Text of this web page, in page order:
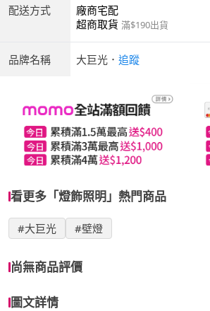
配送方式
廠商宅配
超商取貨 滿$190出貨
品牌名稱 大巨光 ． 追蹤
看更多「燈飾照明」熱門商品
#大巨光 #壁燈
尚無商品評價
圖文詳情